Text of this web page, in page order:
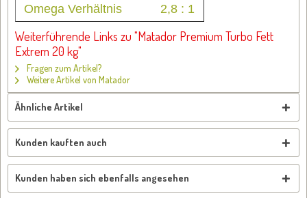
Omega Verhältnis
2,8 : 1
Weiterführende Links zu "Matador Premium Turbo Fett
Extrem 20 kg"
Fragen zum Artikel?
Weitere Artikel von Matador
Ähnliche Artikel
Kunden kauften auch
Kunden haben sich ebenfalls angesehen